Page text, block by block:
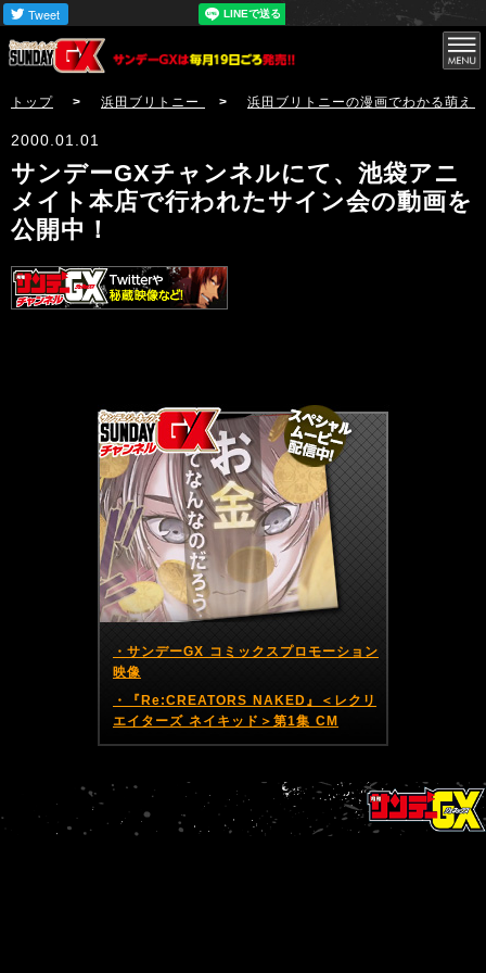
トップ > 浜田ブリトニー > 浜田ブリトニーの漫画でわかる萌え
2000.01.01
サンデーGXチャンネルにて、池袋アニ
メイト本店で行われたサイン会の動画を
公開中！
サンデーGX
・サンデーGX コミックスプロモーション
映像
・『Re:CREATORS NAKED』＜レクリ
エイターズ ネイキッド＞第1集 CM